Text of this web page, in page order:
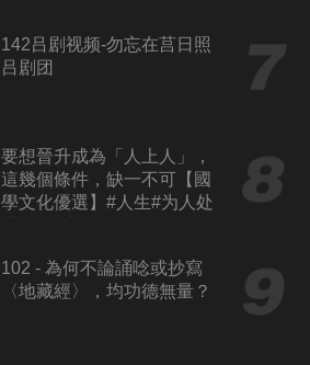
142吕剧视频-勿忘在莒日照
吕剧团
要想晉升成為「人上人」，
這幾個條件，缺一不可【國
學文化優選】#人生#为人处
102 - 為何不論誦唸或抄寫
〈地藏經〉，均功德無量？